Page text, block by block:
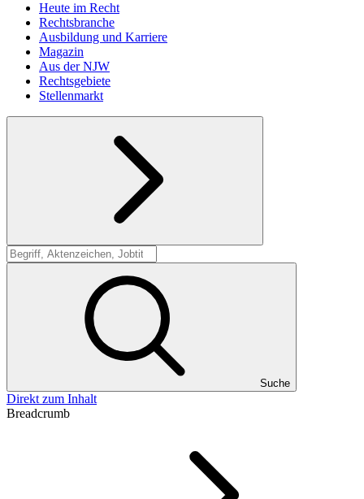
Heute im Recht
Rechtsbranche
Ausbildung und Karriere
Magazin
Aus der NJW
Rechtsgebiete
Stellenmarkt
Suche
Suche
Direkt zum Inhalt
Breadcrumb